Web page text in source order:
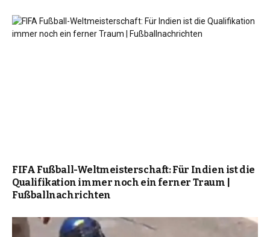
FIFA Fußball-Weltmeisterschaft: Für Indien ist die
Qualifikation immer noch ein ferner Traum |
Fußballnachrichten